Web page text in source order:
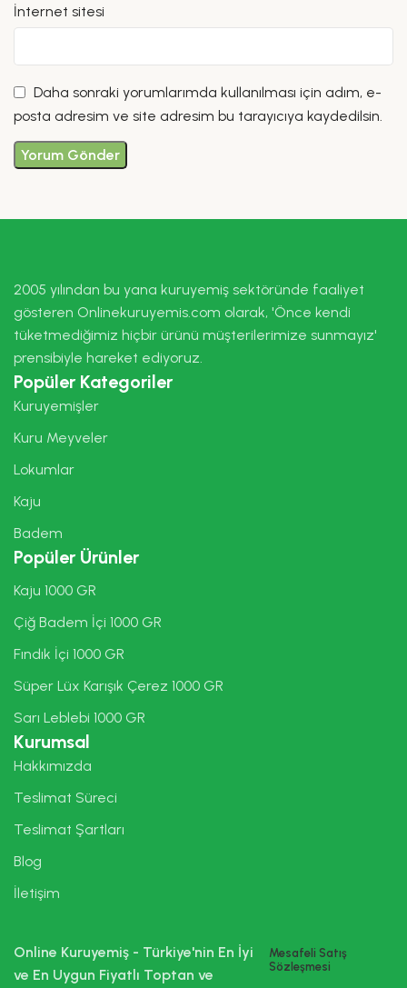
İnternet sitesi
Daha sonraki yorumlarımda kullanılması için adım, e-
posta adresim ve site adresim bu tarayıcıya kaydedilsin.
2005 yılından bu yana kuruyemiş sektöründe faaliyet
gösteren Onlinekuruyemis.com olarak, 'Önce kendi
tüketmediğimiz hiçbir ürünü müşterilerimize sunmayız'
prensibiyle hareket ediyoruz.
Popüler Kategoriler
Kuruyemişler
Kuru Meyveler
Lokumlar
Kaju
Badem
Popüler Ürünler
Kaju 1000 GR
Çiğ Badem İçi 1000 GR
Fındık İçi 1000 GR
Süper Lüx Karışık Çerez 1000 GR
Sarı Leblebi 1000 GR
Kurumsal
Hakkımızda
Teslimat Süreci
Teslimat Şartları
Blog
İletişim
Online Kuruyemiş - Türkiye'nin En İyi
ve En Uygun Fiyatlı Toptan ve
Mesafeli Satış
Sözleşmesi